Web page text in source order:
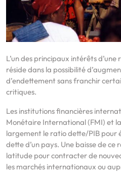
L’un des principaux intérêts d’une
réside dans la possibilité
d’endettement sans franchir
critiques.
Les institutions financières
Monétaire International (FMI) et
largement le ratio dette/PIB pour
dette d’un pays. Une baisse de
latitude pour contracter de
les marchés internationaux ou